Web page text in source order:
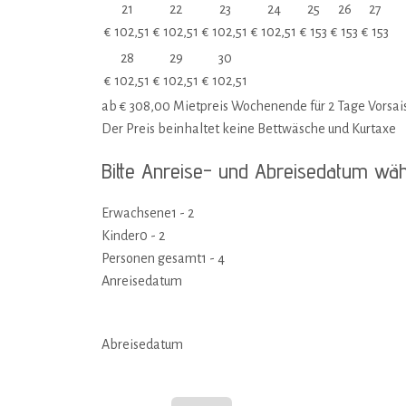
21
€ 102,51
22
€ 102,51
23
€ 102,51
24
€ 102,51
25
€ 153
26
€ 153
27
€ 153
28
€ 102,51
29
€ 102,51
30
€ 102,51
ab € 308,00 Mietpreis Wochenende für 2 Tage
Der Preis beinhaltet keine Bettwäsche und Kurtaxe
Bitte Anreise- und Abreisedatum
Erwachsene1 - 2
Kinder0 - 2
Personen gesamt1 - 4
Anreisedatum
Abreisedatum